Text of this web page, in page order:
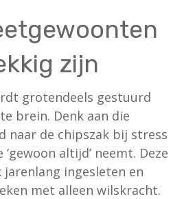
zijn
grotendeels gestuurd
brein. Denk aan die
naar de chipszak bij stress
altijd’ neemt. Deze
ingesleten en
met alleen wilskracht.